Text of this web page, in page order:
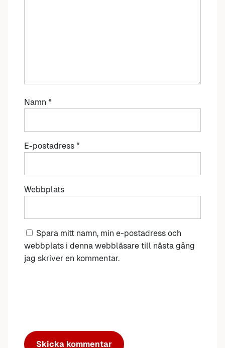
Namn *
E-postadress *
Webbplats
Spara mitt namn, min e-postadress och
webbplats i denna webbläsare till nästa gång
jag skriver en kommentar.